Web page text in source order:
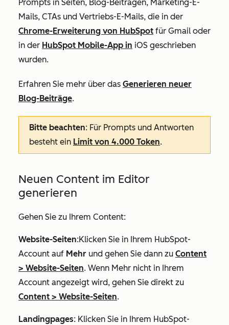
Prompts in Seiten, Blog-Beiträgen, Marketing-E-
Mails, CTAs und Vertriebs-E-Mails, die in der
Chrome-Erweiterung von HubSpot für Gmail oder
in der HubSpot Mobile-App in iOS geschrieben
wurden.
Erfahren Sie mehr über das Generieren neuer
Blog-Beiträge.
Bitte beachten: Für Prompts und Antworten
besteht ein Limit von 4.000 Token.
Neuen Content im Editor
generieren
Gehen Sie zu Ihrem Content:
Website-Seiten:Klicken Sie in Ihrem HubSpot-
Account auf Mehr und gehen Sie dann zu Content
> Website-Seiten. Wenn Mehr nicht in Ihrem
Account angezeigt wird, gehen Sie direkt zu
Content > Website-Seiten.
Landingpages: Klicken Sie in Ihrem HubSpot-